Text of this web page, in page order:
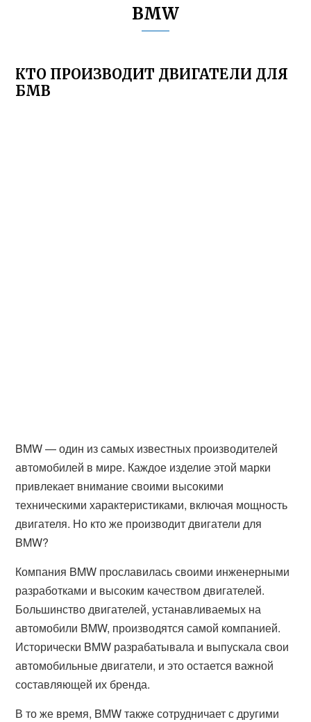
BMW
КТО ПРОИЗВОДИТ ДВИГАТЕЛИ ДЛЯ
БМВ
BMW — один из самых известных производителей
автомобилей в мире. Каждое изделие этой марки
привлекает внимание своими высокими
техническими характеристиками, включая мощность
двигателя. Но кто же производит двигатели для
BMW?
Компания BMW прославилась своими инженерными
разработками и высоким качеством двигателей.
Большинство двигателей, устанавливаемых на
автомобили BMW, производятся самой компанией.
Исторически BMW разрабатывала и выпускала свои
автомобильные двигатели, и это остается важной
составляющей их бренда.
В то же время, BMW также сотрудничает с другими